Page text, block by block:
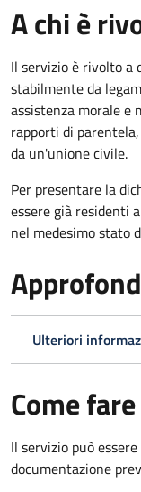
A chi è
Il servizio è rivolto a
stabilmente da
assistenza morale e
rapporti di
da un'unione civile.
Per presentare la
essere già residenti
nel medesimo stato
Ulteriori
Come fare
Il servizio può
documentazione